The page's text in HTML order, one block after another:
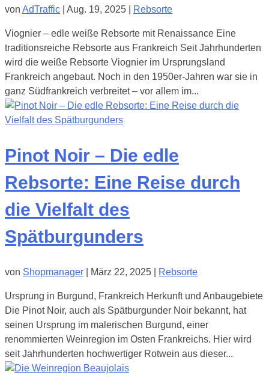
von AdTraffic Aug. 19, 2025 Rebsorte
Viognier – edle weiße Rebsorte mit Renaissance Eine
traditionsreiche Rebsorte aus Frankreich Seit Jahrhunderten
wird die weiße Rebsorte Viognier im Ursprungsland
Frankreich angebaut. Noch in den 1950er-Jahren war sie in
ganz Südfrankreich verbreitet – vor allem im...
Pinot Noir – Die edle
Rebsorte: Eine Reise durch
die Vielfalt des
Spätburgunders
von Shopmanager März 22, 2025 Rebsorte
Ursprung in Burgund, Frankreich Herkunft und Anbaugebiete
Die Pinot Noir, auch als Spätburgunder Noir bekannt, hat
seinen Ursprung im malerischen Burgund, einer
renommierten Weinregion im Osten Frankreichs. Hier wird
seit Jahrhunderten hochwertiger Rotwein aus dieser...